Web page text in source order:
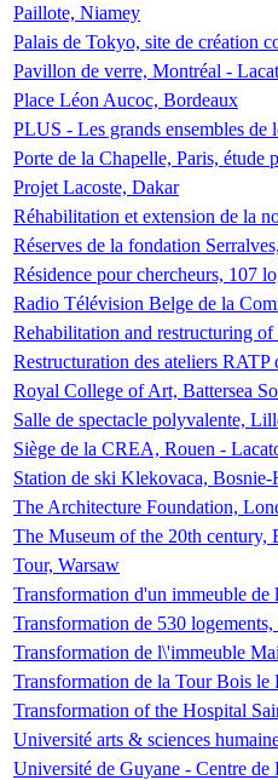
Paillote, Niamey
Palais de Tokyo, site de création
Pavillon de verre, Montréal -
Place Léon Aucoc, Bordeaux
PLUS - Les grands ensembles
Porte de la Chapelle, Paris, étude
Projet Lacoste, Dakar
Réhabilitation et extension de la
Réserves de la fondation
Résidence pour chercheurs, 107
Radio Télévision Belge de la
Rehabilitation and restructuring
Restructuration des ateliers
Royal College of Art, Battersea
Salle de spectacle polyvalente,
Siège de la CREA, Rouen -
Station de ski Klekovaca, Bosnie-
The Architecture Foundation,
The Museum of the 20th century,
Tour, Warsaw
Transformation d'un immeuble de
Transformation de 530
Transformation de l\'immeuble
Transformation de la Tour Bois le
Transformation of the Hospital
Université arts & sciences
Université de Guyane - Centre de